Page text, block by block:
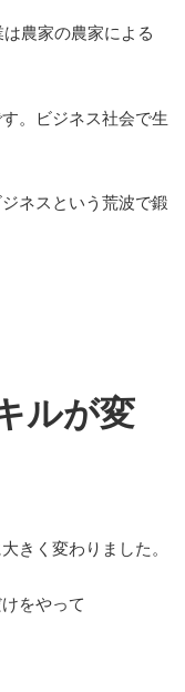
農家の農家による
。ビジネス社会で生
ネスという荒波で鍛
ルが変
きく変わりました。
をやって